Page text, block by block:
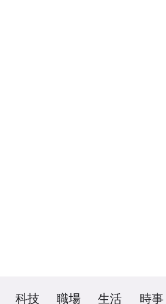
科技 職場 生活 時事